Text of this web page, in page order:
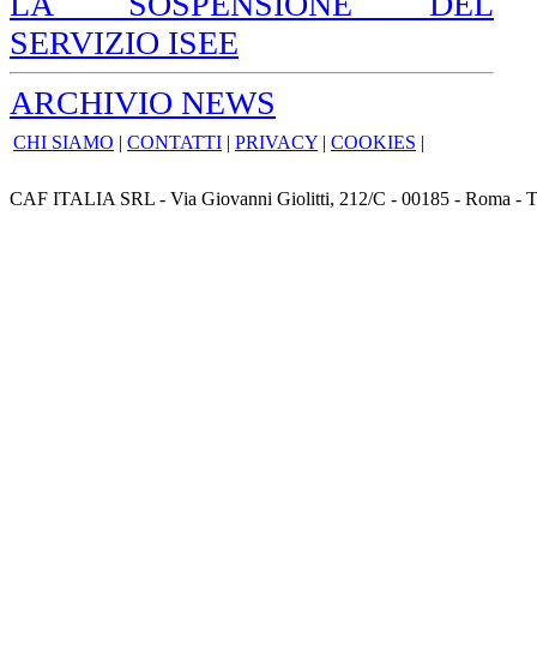
SERVIZIO ISEE
ARCHIVIO NEWS
CHI SIAMO | CONTATTI | PRIVACY | COOKIES |
CAF ITALIA SRL - Via Giovanni Giolitti, 212/C - 00185 - Roma -